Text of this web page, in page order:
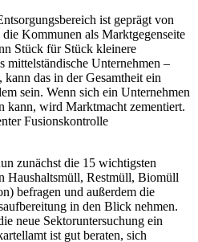
ist geprägt von
Kommunen als Marktgegenseite
Stück für Stück kleinere
mittelständische Unternehmen –
das in der Gesamtheit ein
sein. Wenn sich ein Unternehmen
kann, wird Marktmacht zementiert.
Fusionskontrolle
zunächst die 15 wichtigsten
Haushaltsmüll, Restmüll, Biomüll
befragen und außerdem die
in den Blick nehmen.
neue Sektoruntersuchung ein
ist gut beraten, sich